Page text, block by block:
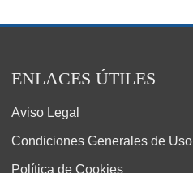
ENLACES ÚTILES
Aviso Legal
Condiciones Generales de Uso
Política de Cookies